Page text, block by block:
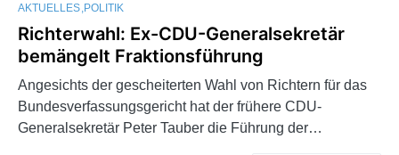
AKTUELLES POLITIK
Richterwahl: Ex-CDU-Generalsekretär
bemängelt Fraktionsführung
Angesichts der gescheiterten Wahl von Richtern für das
Bundesverfassungsgericht hat der frühere CDU-
Generalsekretär Peter Tauber die Führung der…